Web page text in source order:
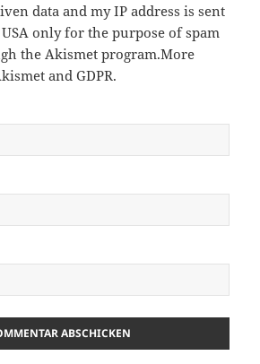
data and my IP address is sent
only for the purpose of spam
the Akismet program.More
and GDPR.